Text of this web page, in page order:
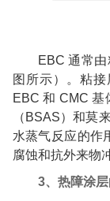
EBC通常由
图所示）。粘接
EBC和 CMC基
（ BSAS）和莫
水蒸气反应的作
腐蚀和抗外来物
3、热障涂